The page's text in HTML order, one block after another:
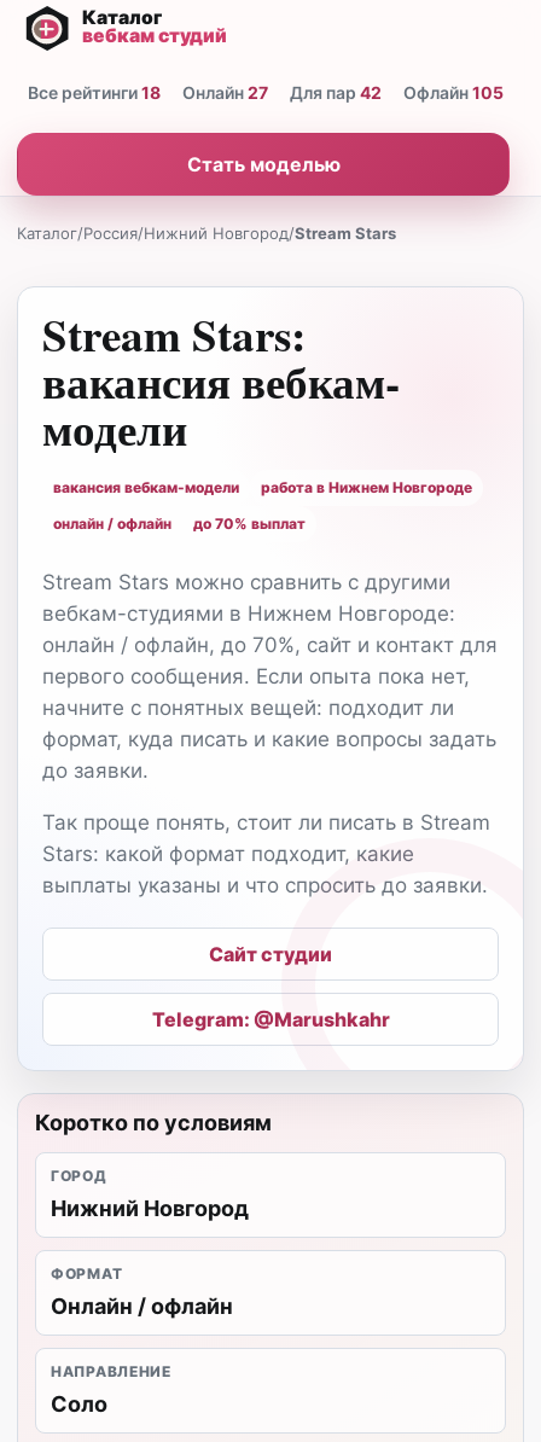
Все рейтинги18 Онлайн27 Для пар 42 Офлайн105
Стать моделью
Каталог/Россия/Нижний Новгород/Stream Stars
Stream Stars:
вакансия вебкам-
модели
вакансия вебкам-модели
работа в Нижнем Новгороде
онлайн / офлайн
до 70% выплат
Stream Stars можно сравнить с другими
вебкам-студиями в Нижнем Новгороде:
онлайн / офлайн, до 70%, сайт и контакт для
первого сообщения. Если опыта пока нет,
начните с понятных вещей: подходит ли
формат, куда писать и какие вопросы задать
до заявки.
Так проще понять, стоит ли писать в Stream
Stars: какой формат подходит, какие
выплаты указаны и что спросить до заявки.
Сайт студии
Telegram: @Marushkahr
Коротко по условиям
ГОРОД
Нижний Новгород
ФОРМАТ
Онлайн / офлайн
НАПРАВЛЕНИЕ
Соло